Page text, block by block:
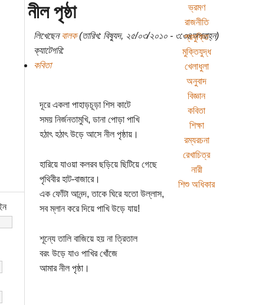
ভ্রমণ
রাজনীতি
প্রযুক্তি
মুক্তিযুদ্ধ
খেলাধুলা
অনুবাদ
বিজ্ঞান
কবিতা
শিক্ষা
রম্যরচনা
রেখাচিত্র
নারী
শিশু অধিকার
নীল পৃষ্ঠা
লিখেছেনবালক(তারিখ: বিষ্যুদ, ২৫/০৩/২০১০ - ৩:৩৪অপরাহ্ন)
ক্যাটেগরি:
কবিতা
দূরে একলা পাহাড়চূড়া শিস কাটে
সময় নির্জনতামুখি, ডানা পোড়া পাখি
হঠাৎ হঠাৎ উড়ে আসে নীল পৃষ্ঠায়।
হারিয়ে যাওয়া কলরব ছড়িয়ে ছিটিয়ে গেছে
পৃথিবীর হাট-বাজারে।
এক ফোঁটা আনন্দ, তাকে ঘিরে যতো উল্লাস,
সব ম্লান করে দিয়ে পাখি উড়ে যায়!
শূন্যে তালি বাজিয়ে হয় না ত্রিতাল
বরং উড়ে যাও পাখির খোঁজে
আমার নীল পৃষ্ঠা।